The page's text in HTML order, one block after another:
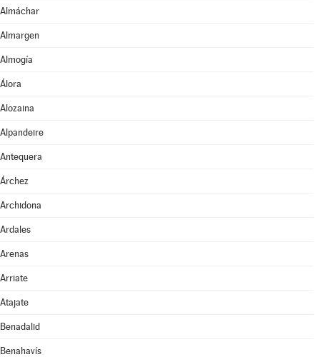
Almáchar
Almargen
Almogía
Álora
Alozaina
Alpandeire
Antequera
Árchez
Archidona
Ardales
Arenas
Arriate
Atajate
Benadalid
Benahavís